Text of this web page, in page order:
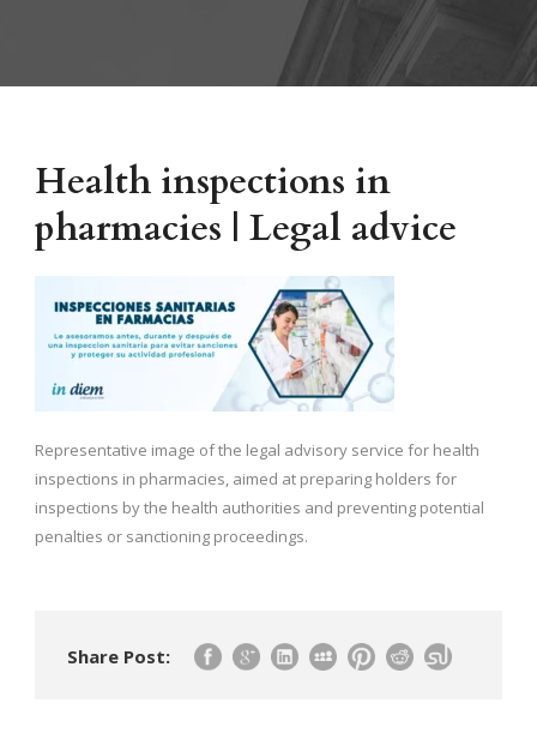
Health inspections in
pharmacies | Legal advice
Representative image of the legal advisory service for health
inspections in pharmacies, aimed at preparing holders for
inspections by the health authorities and preventing potential
penalties or sanctioning proceedings.
Share Post: